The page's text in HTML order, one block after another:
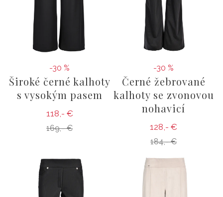
-30 %
Široké černé kalhoty
s vysokým pasem
118,- €
169,- €
-30 %
Černé žebrované
kalhoty se zvonovou
nohavicí
128,- €
184,- €